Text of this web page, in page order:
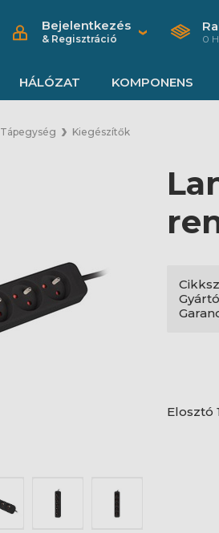
Bejelentkezés
& Regisztráció 0
HÁLÓZAT KOMPONENS
Tápegység Kiegészítők
Elosztó